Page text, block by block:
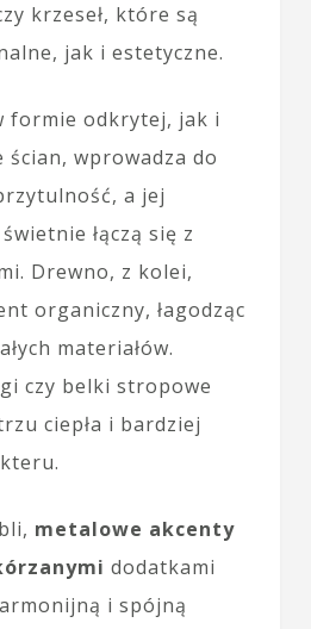
krzeseł, które są
jak i estetyczne.
formie odkrytej, jak i
ścian, wprowadza do
a jej
łączą się z
Drewno, z kolei,
organiczny, łagodząc
materiałów.
czy belki stropowe
ciepła i bardziej
metalowe akcenty
dodatkami
i spójną